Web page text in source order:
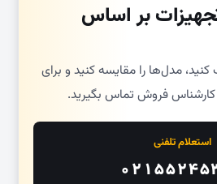
بر اساس
مدل‌ها را مقایسه کنید و برای
فروش تماس بگیرید.
استعلام تلفنی